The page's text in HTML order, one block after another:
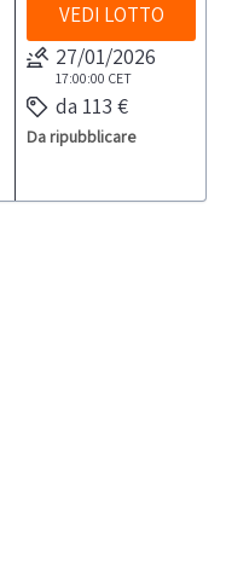
VEDI LOTTO
27/01/2026
17:00:00 CET
da 113 €
Da ripubblicare